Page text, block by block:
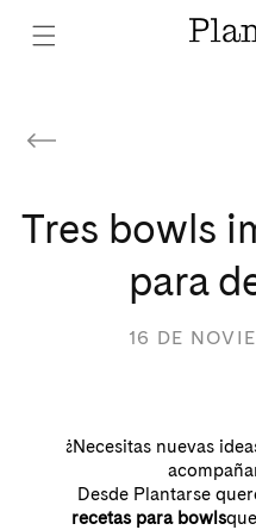
directamente
al contenido
Tres bowls
para
16 DE
¿Necesitas nuevas
Desde Plantarse
recetas para bowls